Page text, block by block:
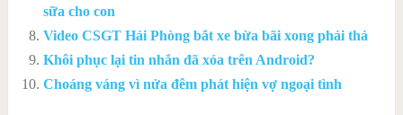
sữa cho con
Video CSGT Hải Phòng bắt xe bừa bãi xong phải thả
Khôi phục lại tin nhắn đã xóa trên Android?
Choáng váng vì nửa đêm phát hiện vợ ngoại tình